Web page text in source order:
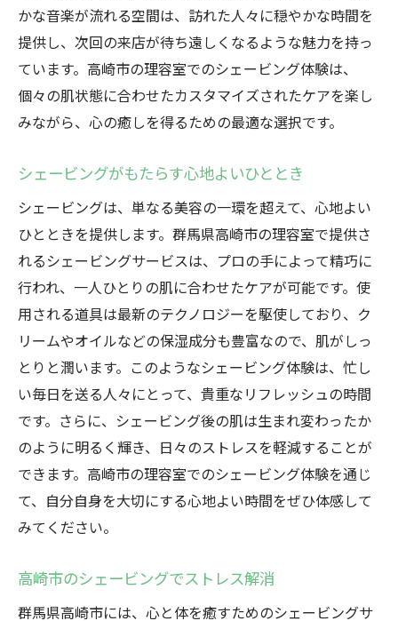
かな音楽が流れる空間は、訪れた人々に穏やかな時間を
提供し、次回の来店が待ち遠しくなるような魅力を持っ
ています。高崎市の理容室でのシェービング体験は、
個々の肌状態に合わせたカスタマイズされたケアを楽し
みながら、心の癒しを得るための最適な選択です。
シェービングがもたらす心地よいひととき
シェービングは、単なる美容の一環を超えて、心地よい
ひとときを提供します。群馬県高崎市の理容室で提供さ
れるシェービングサービスは、プロの手によって精巧に
行われ、一人ひとりの肌に合わせたケアが可能です。使
用される道具は最新のテクノロジーを駆使しており、ク
リームやオイルなどの保湿成分も豊富なので、肌がしっ
とりと潤います。このようなシェービング体験は、忙し
い毎日を送る人々にとって、貴重なリフレッシュの時間
です。さらに、シェービング後の肌は生まれ変わったか
のように明るく輝き、日々のストレスを軽減することが
できます。高崎市の理容室でのシェービング体験を通じ
て、自分自身を大切にする心地よい時間をぜひ体感して
みてください。
高崎市のシェービングでストレス解消
群馬県高崎市には、心と体を癒すためのシェービングサ